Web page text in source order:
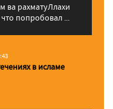
попробовал ...
в исламе